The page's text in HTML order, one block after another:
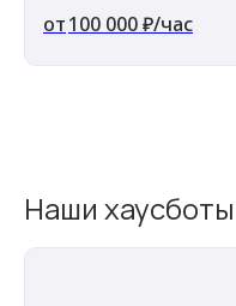
100 000₽/час
Наши хаусботы